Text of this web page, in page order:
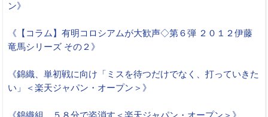
ン》
《【コラム】有明コロシアムが大歓声◇第６弾 ２０１２伊藤
竜馬シリーズ その２》
《錦織、単初戦に向け「ミスを待つだけでなく、打っていきた
い」＜楽天ジャパン・オープン＞》